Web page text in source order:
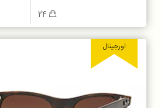
24
اورجینال